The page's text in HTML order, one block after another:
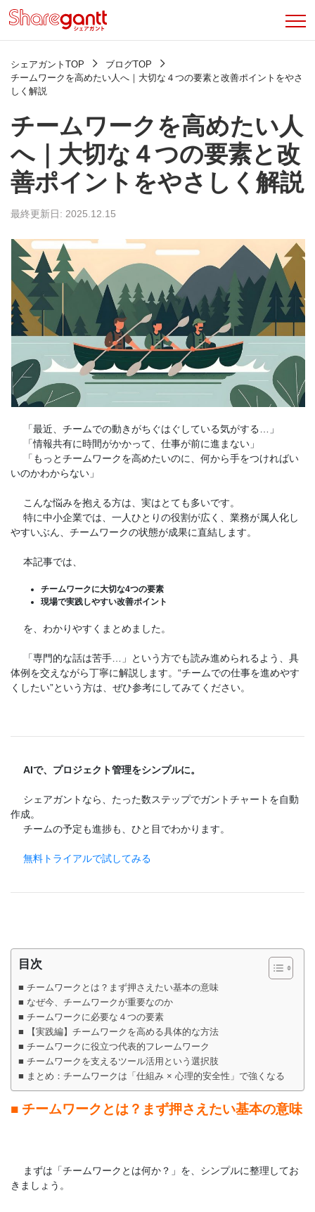
シェアガントTOP
ブログTOP
チームワークを高めたい人へ｜大切な４つの要素と改善ポイントをやさ
しく解説
チームワークを高めたい人
へ｜大切な４つの要素と改
善ポイントをやさしく解説
最終更新日: 2025.12.15
「最近、チームでの動きがちぐはぐしている気がする…」
「情報共有に時間がかかって、仕事が前に進まない」
「もっとチームワークを高めたいのに、何から手をつければい
いのかわからない」
こんな悩みを抱える方は、実はとても多いです。
特に中小企業では、一人ひとりの役割が広く、業務が属人化し
やすいぶん、チームワークの状態が成果に直結します。
本記事では、
チームワークに大切な4つの要素
現場で実践しやすい改善ポイント
を、わかりやすくまとめました。
「専門的な話は苦手…」という方でも読み進められるよう、具
体例を交えながら丁寧に解説します。“チームでの仕事を進めやす
くしたい”という方は、ぜひ参考にしてみてください。
AIで、プロジェクト管理をシンプルに。
シェアガントなら、たった数ステップでガントチャートを自動
作成。
チームの予定も進捗も、ひと目でわかります。
無料トライアルで試してみる
目次
■ チームワークとは？まず押さえたい基本の意味
■ なぜ今、チームワークが重要なのか
■ チームワークに必要な４つの要素
■ 【実践編】チームワークを高める具体的な方法
■ チームワークに役立つ代表的フレームワーク
■ チームワークを支えるツール活用という選択肢
■ まとめ：チームワークは「仕組み × 心理的安全性」で強くなる
■ チームワークとは？まず押さえたい基本の意味
まずは「チームワークとは何か？」を、シンプルに整理してお
きましょう。